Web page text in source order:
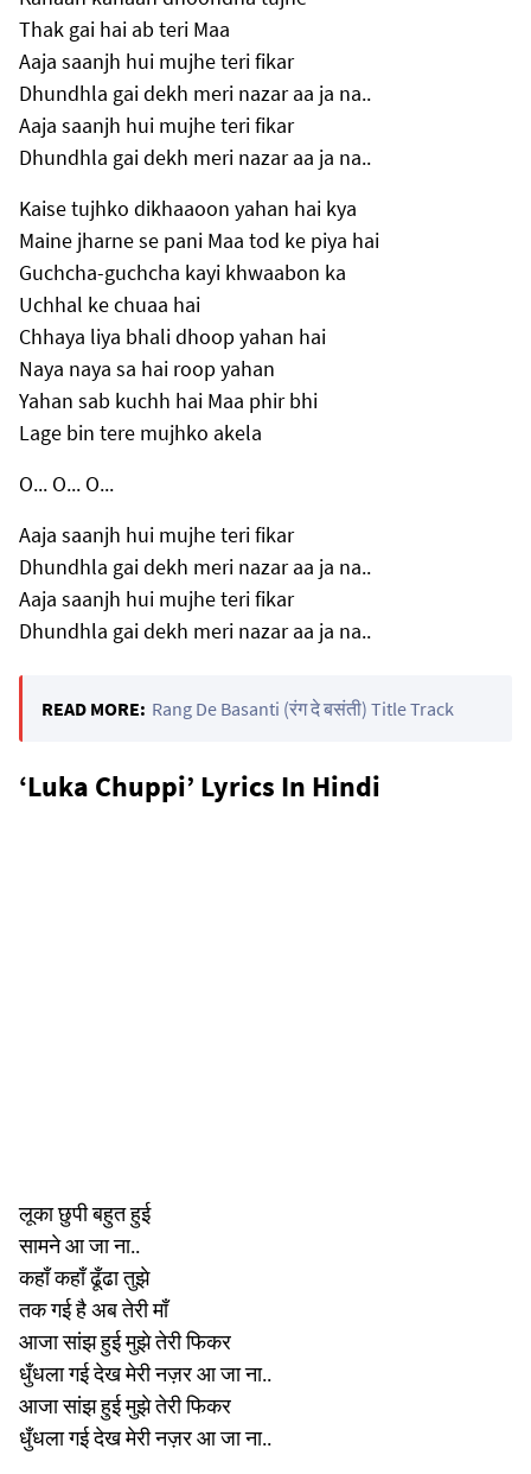
Thak gai hai ab teri Maa
Aaja saanjh hui mujhe teri fikar
Dhundhla gai dekh meri nazar aa ja na..
Aaja saanjh hui mujhe teri fikar
Dhundhla gai dekh meri nazar aa ja na..
Kaise tujhko dikhaaoon yahan hai kya
Maine jharne se pani Maa tod ke piya hai
Guchcha-guchcha kayi khwaabon ka
Uchhal ke chuaa hai
Chhaya liya bhali dhoop yahan hai
Naya naya sa hai roop yahan
Yahan sab kuchh hai Maa phir bhi
Lage bin tere mujhko akela
O... O... O...
Aaja saanjh hui mujhe teri fikar
Dhundhla gai dekh meri nazar aa ja na..
Aaja saanjh hui mujhe teri fikar
Dhundhla gai dekh meri nazar aa ja na..
READ MORE: Rang De Basanti (रंग दे बसंती) Title Track
‘Luka Chuppi’ Lyrics In Hindi
लूका छुपी बहुत हुई
सामने आ जा ना..
कहाँ कहाँ ढूँढा तुझे
तक गई है अब तेरी माँ
आजा सांझ हुई मुझे तेरी फिकर
धुँधला गई देख मेरी नज़र आ जा ना..
आजा सांझ हुई मुझे तेरी फिकर
धुँधला गई देख मेरी नज़र आ जा ना..